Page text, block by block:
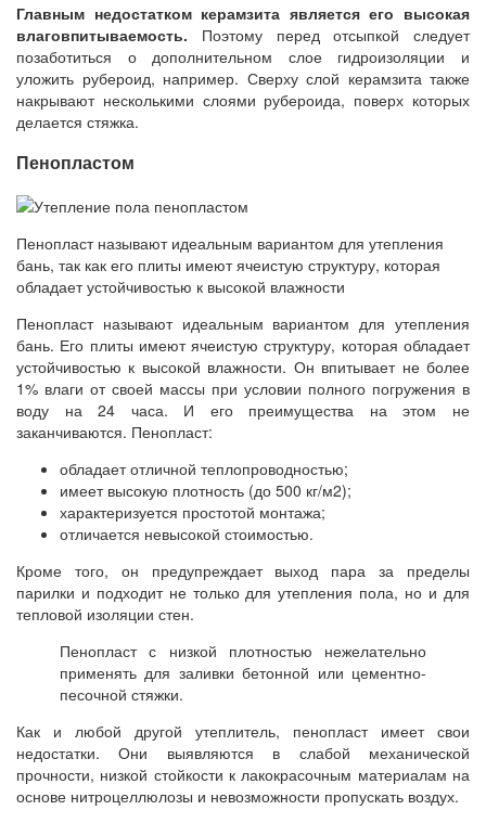
Главным недостатком керамзита является его высокая
влаговпитываемость. Поэтому перед отсыпкой следует
позаботиться о дополнительном слое гидроизоляции и
уложить рубероид, например. Сверху слой керамзита также
накрывают несколькими слоями рубероида, поверх которых
делается стяжка.
Пенопластом
Пенопласт называют идеальным вариантом для утепления
бань, так как его плиты имеют ячеистую структуру, которая
обладает устойчивостью к высокой влажности
Пенопласт называют идеальным вариантом для утепления
бань. Его плиты имеют ячеистую структуру, которая обладает
устойчивостью к высокой влажности. Он впитывает не более
1% влаги от своей массы при условии полного погружения в
воду на 24 часа. И его преимущества на этом не
заканчиваются. Пенопласт:
обладает отличной теплопроводностью;
имеет высокую плотность (до 500 кг/м2);
характеризуется простотой монтажа;
отличается невысокой стоимостью.
Кроме того, он предупреждает выход пара за пределы
парилки и подходит не только для утепления пола, но и для
тепловой изоляции стен.
Пенопласт с низкой плотностью нежелательно
применять для заливки бетонной или цементно-
песочной стяжки.
Как и любой другой утеплитель, пенопласт имеет свои
недостатки. Они выявляются в слабой механической
прочности, низкой стойкости к лакокрасочным материалам на
основе нитроцеллюлозы и невозможности пропускать воздух.